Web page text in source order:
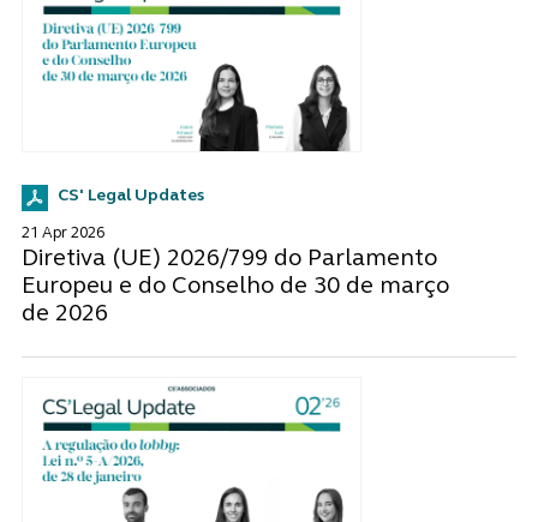
CS' Legal Updates
21 Apr 2026
Diretiva (UE) 2026/799 do Parlamento
Europeu e do Conselho de 30 de março
de 2026